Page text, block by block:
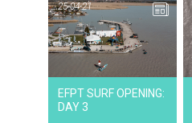
EFPT SURF OPENING:
DAY 3
25-04-21